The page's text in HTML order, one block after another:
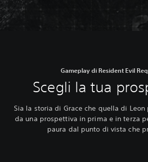
Gameplay di Resident Evil
Scegli la tua
Sia la storia di Grace che quella di Leon
da una prospettiva in prima e in terza
paura dal punto di vista che